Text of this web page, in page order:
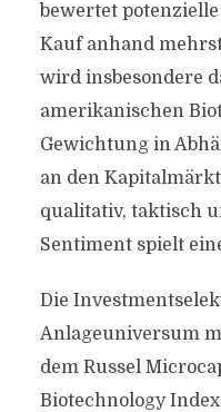
bewertet
Kauf anhand
wird insbesondere
amerikanischen
Gewichtung in
an den
qualitativ, taktisch
Sentiment spielt
Die
Anlageuniversum
dem Russel
Biotechnology